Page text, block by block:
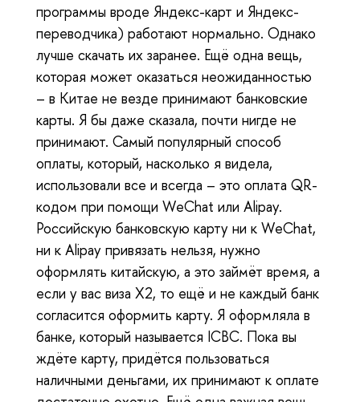
программы вроде Яндекс-карт и Яндекс-
переводчика) работают нормально. Однако
лучше скачать их заранее. Ещё одна вещь,
которая может оказаться неожиданностью
– в Китае не везде принимают банковские
карты. Я бы даже сказала, почти нигде не
принимают. Самый популярный способ
оплаты, который, насколько я видела,
использовали все и всегда – это оплата QR-
кодом при помощи WeChat или Alipay.
Российскую банковскую карту ни к WeChat,
ни к Alipay привязать нельзя, нужно
оформлять китайскую, а это займёт время, а
если у вас виза Х2, то ещё и не каждый банк
согласится оформить карту. Я оформляла в
банке, который называется ICBC. Пока вы
ждёте карту, придётся пользоваться
наличными деньгами, их принимают к оплате